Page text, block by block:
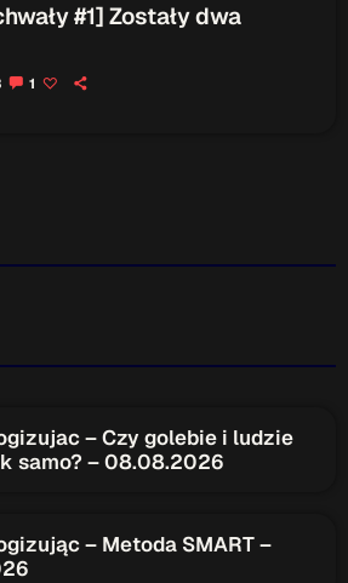
#1] Zostały dwa
1
– Czy golebie i ludzie
samo? – 08.08.2026
– Metoda SMART –